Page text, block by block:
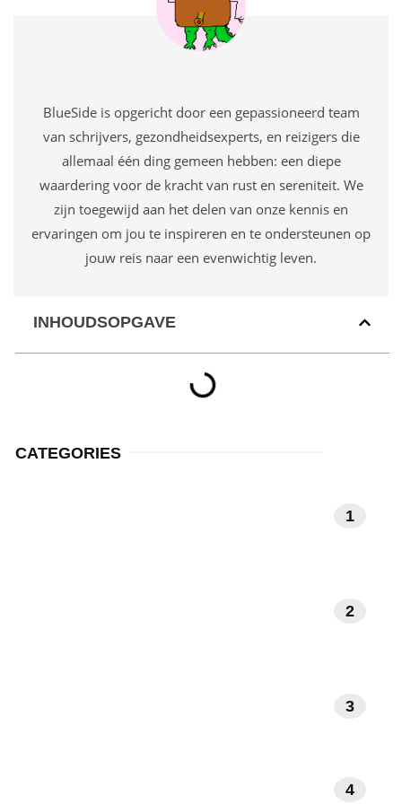
BlueSide is opgericht door een gepassioneerd team
van schrijvers, gezondheidsexperts, en reizigers die
allemaal één ding gemeen hebben: een diepe
waardering voor de kracht van rust en sereniteit. We
zijn toegewijd aan het delen van onze kennis en
ervaringen om jou te inspireren en te ondersteunen op
jouw reis naar een evenwichtig leven.
INHOUDSOPGAVE
CATEGORIES
1
2
3
4